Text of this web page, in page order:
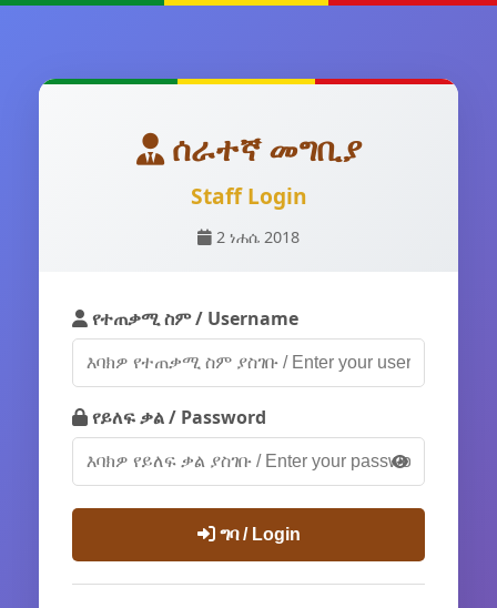
ሰራተኛ መግቢያ
Staff Login
2 ነሐሴ 2018
የተጠቃሚ ስም / Username
የይለፍ ቃል / Password
ግባ / Login